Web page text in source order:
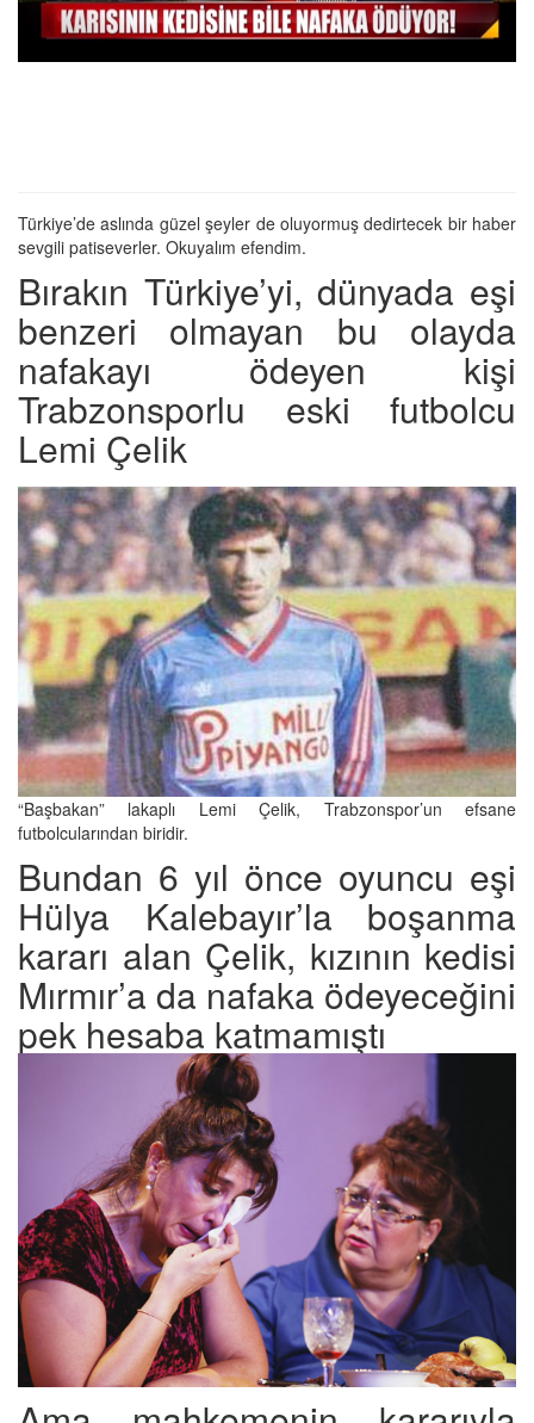
Türkiye’de aslında güzel şeyler de oluyormuş dedirtecek bir haber
sevgili patiseverler. Okuyalım efendim.
Bırakın Türkiye’yi, dünyada eşi
benzeri olmayan bu olayda
nafakayı ödeyen kişi
Trabzonsporlu eski futbolcu
Lemi Çelik
“Başbakan” lakaplı Lemi Çelik, Trabzonspor’un efsane
futbolcularından biridir.
Bundan 6 yıl önce oyuncu eşi
Hülya Kalebayır’la boşanma
kararı alan Çelik, kızının kedisi
Mırmır’a da nafaka ödeyeceğini
pek hesaba katmamıştı